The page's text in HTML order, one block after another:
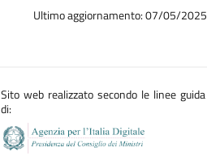
Ultimo aggiornamento: 07/05/2025
Sito web realizzato secondo le linee guida
di: